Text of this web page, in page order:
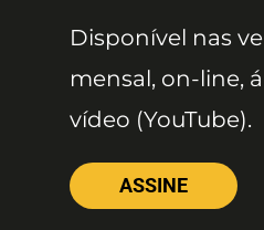
Disponível nas
mensal, on-line,
vídeo (YouTube).
ASSINE